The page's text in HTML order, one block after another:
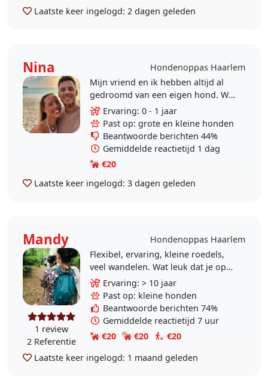
Laatste keer ingelogd: 2 dagen geleden
Nina
Hondenoppas Haarlem
Mijn vriend en ik hebben altijd al
gedroomd van een eigen hond. We
stonden een paar keer op het punt
om een hondenvriend bij ons thuis
te verwelkomen..
Ervaring: 0 - 1 jaar
Past op: grote en kleine honden
Beantwoorde berichten 44%
Gemiddelde reactietijd 1 dag
€20
Laatste keer ingelogd: 3 dagen geleden
Mandy Hondenoppas Haarlem
1 review
2 Referentie
Flexibel, ervaring, kleine roedels,
veel wandelen. Wat leuk dat je op
mijn profiel kijkt. Ik ben Mandy,
woon in Haarlem samen met mijn
hondje..
Ervaring: > 10 jaar
Past op: kleine honden
Beantwoorde berichten 74%
Gemiddelde reactietijd 7 uur
€20
€20
€20
Laatste keer ingelogd: 1 maand geleden